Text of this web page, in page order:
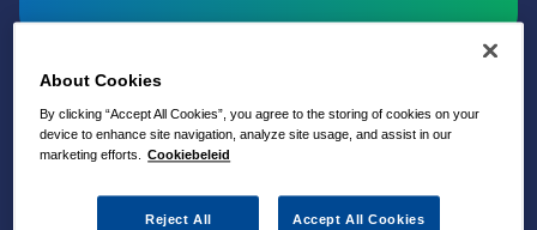
About Cookies
By clicking “Accept All Cookies”, you agree to the storing of cookies on your
device to enhance site navigation, analyze site usage, and assist in our
marketing efforts.
Cookiebeleid
Reject All Accept All Cookies